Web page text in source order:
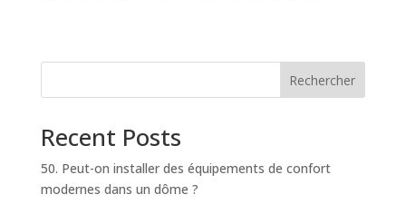
Rechercher
Recent Posts
50. Peut-on installer des équipements de confort
modernes dans un dôme ?